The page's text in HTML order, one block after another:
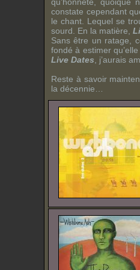
constate cependant
le chant. Lequel se
sourd. En la matière,
Sans être un ratage,
fondé à estimer
Live Dates , j’aurais
Reste à savoir
la décennie…